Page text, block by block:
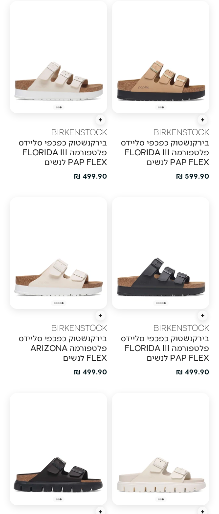
הוספה מהירה
BIRKENSTOCK
בירקנשטוק כפכפי סליידס
פלטפורמה FLORIDA III
PAP FLEX לנשים
מחיר מבצע
599.90 ₪
הוספה מהירה
BIRKENSTOCK
בירקנשטוק כפכפי סליידס
פלטפורמה FLORIDA III
PAP FLEX לנשים
מחיר מבצע
499.90 ₪
הוספה מהירה
BIRKENSTOCK
בירקנשטוק כפכפי סליידס
פלטפורמה FLORIDA III
PAP FLEX לנשים
מחיר מבצע
499.90 ₪
הוספה מהירה
BIRKENSTOCK
בירקנשטוק כפכפי סליידס
פלטפורמה ARIZONA
FLEX לנשים
מחיר מבצע
499.90 ₪